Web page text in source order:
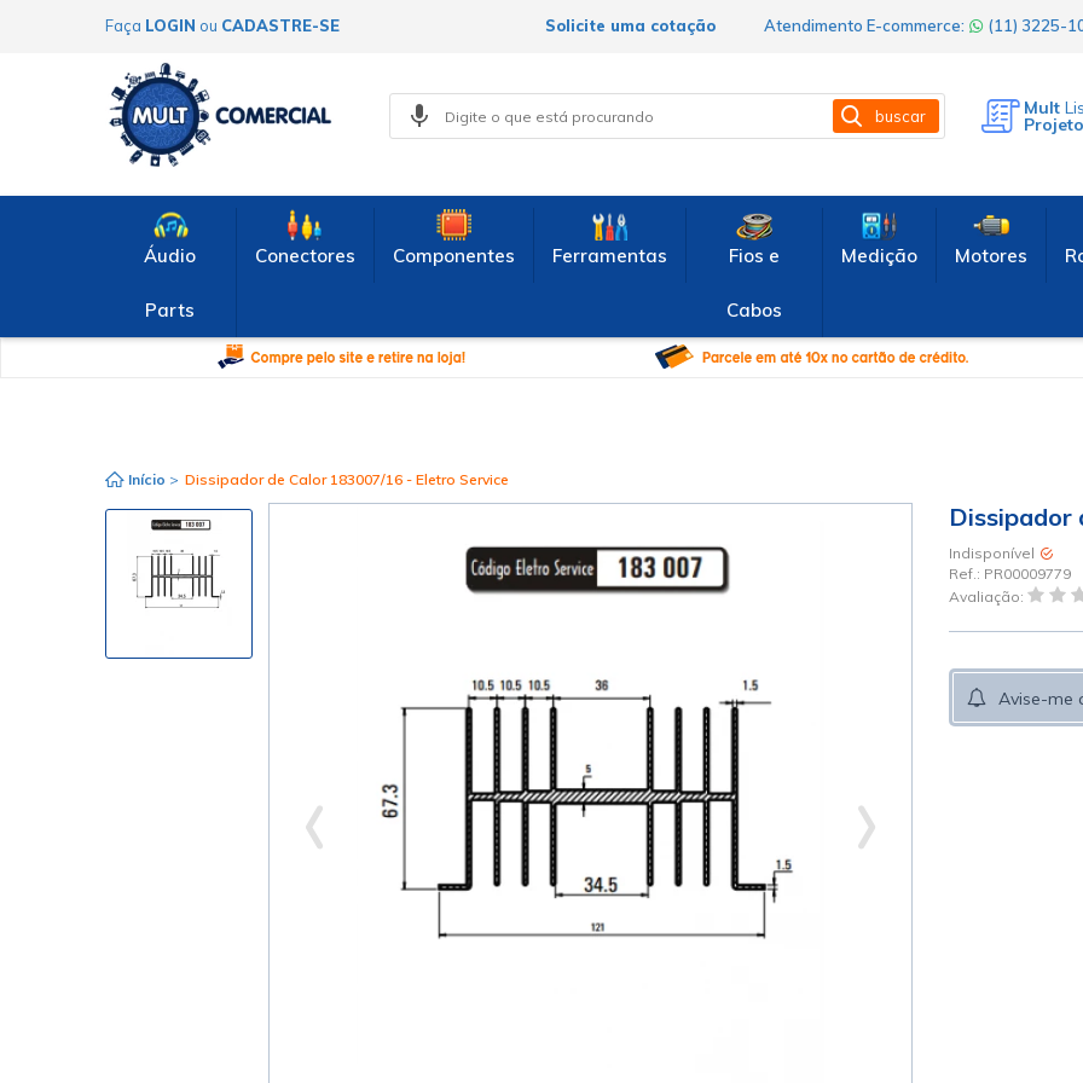
Faça LOGIN ou CADASTRE-SE Atendimento E-commerce: (11) 3225-
Solicite uma cotação
buscar Mult
Áudio
Parts
Conectores Componentes Ferramentas Fios e
Cabos
Medição Motores
Início > Dissipador de Calor 183007/16 - Eletro Service
Dissipador
Indisponível
Ref.: PR00009779
Avaliação:
Avise-me